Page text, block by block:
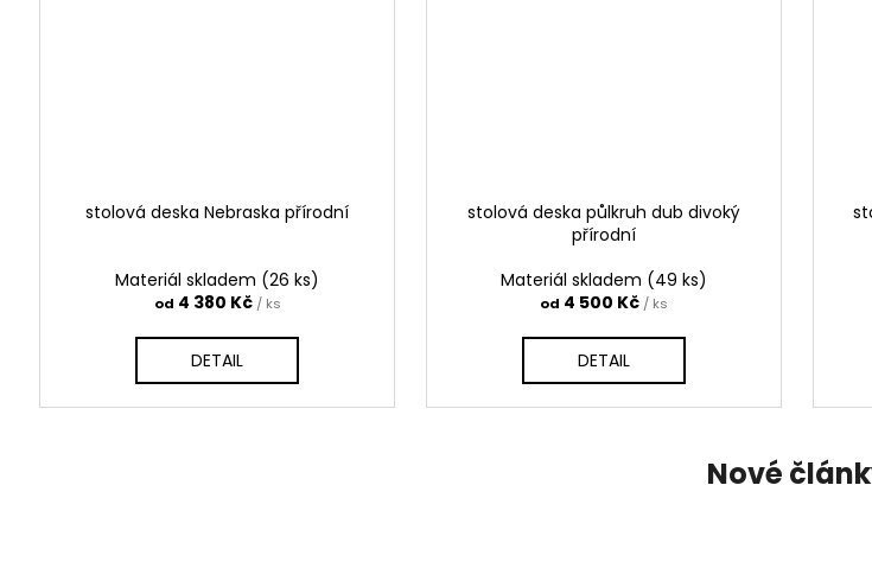
stolová deska Nebraska přírodní
Materiál skladem (26 ks)
od 4 380 Kč / ks
DETAIL
stolová deska půlkruh dub divoký
přírodní
Materiál skladem (49 ks)
od 4 500 Kč / ks
DETAIL
Nové